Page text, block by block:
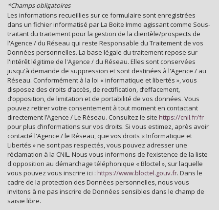
Lycée
Bibliothèque
Gare ferroviaire
Bureau de poste
Mairie
statistiques
Nombre d'habitants
35 798
Propriétaires (vs. locataires)
39,30 %
Taxe habitation
11,99 %
Taxe foncière
24,09 %
Habitants de moins de 25 ans
*Champs obligatoires
Les informations recueillies sur ce formulaire sont enregistrées
dans un fichier informatisé par La Boite Immo agissant comme Sous-
traitant du traitement pour la gestion de la clientèle/prospects de
l'Agence / du Réseau qui reste Responsable du Traitement de vos
Données personnelles. La base légale du traitement repose sur
l'intérêt légitime de l'Agence / du Réseau. Elles sont conservées
jusqu'à demande de suppression et sont destinées à l'Agence / au
Réseau. Conformément à la loi « informatique et libertés », vous
disposez des droits d’accès, de rectification, d’effacement,
d’opposition, de limitation et de portabilité de vos données. Vous
pouvez retirer votre consentement à tout moment en contactant
directement l’Agence / Le Réseau. Consultez le site https://cnil.fr/fr
pour plus d’informations sur vos droits. Si vous estimez, après avoir
contacté l'Agence / le Réseau, que vos droits « Informatique et
Libertés » ne sont pas respectés, vous pouvez adresser une
réclamation à la CNIL. Nous vous informons de l’existence de la liste
d'opposition au démarchage téléphonique « Bloctel », sur laquelle
vous pouvez vous inscrire ici : https://www.bloctel.gouv.fr. Dans le
cadre de la protection des Données personnelles, nous vous
invitons à ne pas inscrire de Données sensibles dans le champ de
saisie libre.